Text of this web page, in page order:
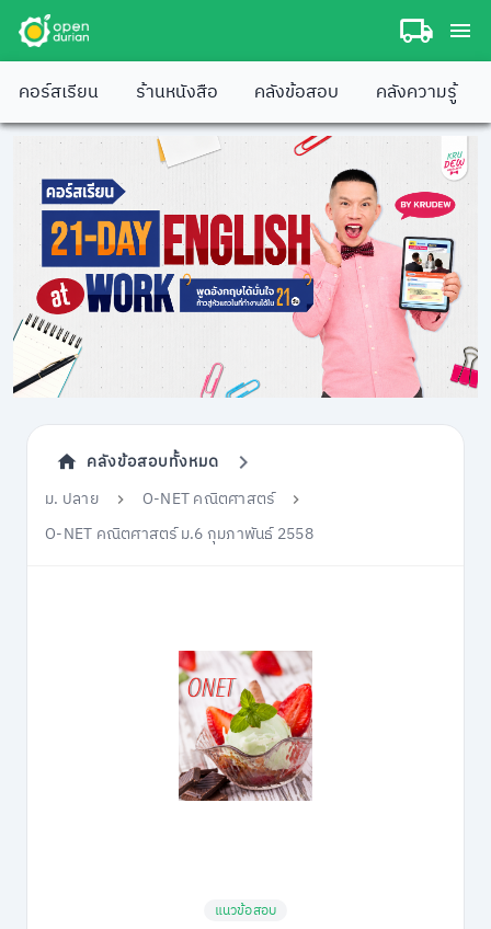
คอร์สเรียน ร้านหนังสือ คลังข้อสอบ คลังความรู้
คลังข้อสอบทั้งหมด
ม. ปลาย
O-NET คณิตศาสตร์
O-NET คณิตศาสตร์ ม.6 กุมภาพันธ์ 2558
แนวข้อสอบ